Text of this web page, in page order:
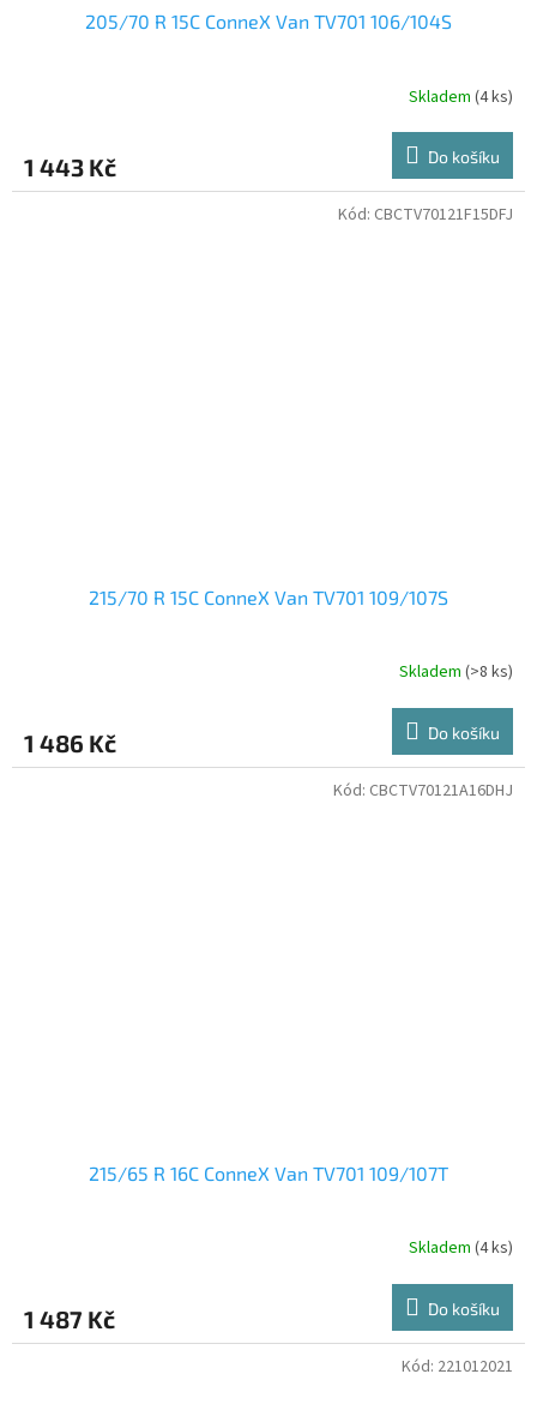
205/70 R 15C ConneX Van TV701 106/104S
Skladem (4 ks)
1 443 Kč Do košíku
215/70 R 15C ConneX Van TV701 109/107S
Skladem (>8 ks)
1 486 Kč Do košíku
Kód: CBCTV70121F15DFJ
215/65 R 16C ConneX Van TV701 109/107T
Skladem (4 ks)
1 487 Kč Do košíku
Kód: CBCTV70121A16DHJ
Kód: 221012021